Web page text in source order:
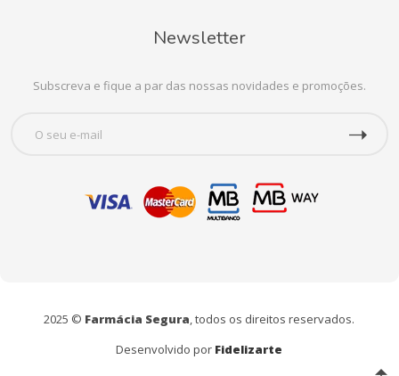
Newsletter
Subscreva e fique a par das nossas novidades e promoções.
2025 © Farmácia Segura, todos os direitos reservados.
Desenvolvido por Fidelizarte